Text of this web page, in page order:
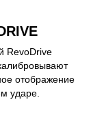
RevoDrive
отображение
ударе.